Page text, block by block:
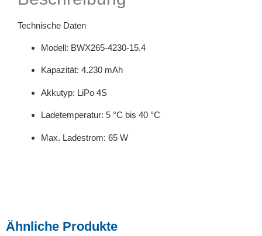
Technische Daten
Modell: BWX265-4230-15.4
Kapazität: 4.230 mAh
Akkutyp: LiPo 4S
Ladetemperatur: 5 °C bis 40 °C
Max. Ladestrom: 65 W
Ähnliche Produkte